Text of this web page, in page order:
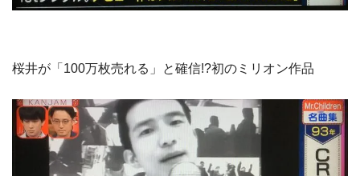
桜井が「100万枚売れる」と確信!?初のミリオン作品